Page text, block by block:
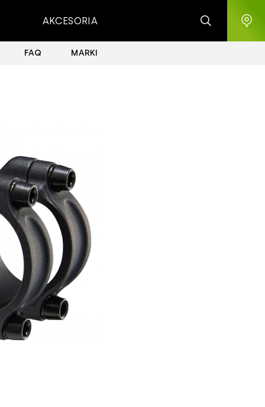
AKCESORIA
FAQ MARKI